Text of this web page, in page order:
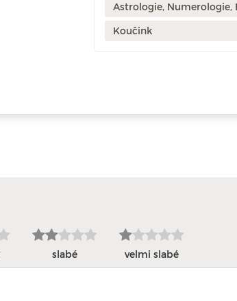
Astrologie, Numerologie,
Koučink
slabé velmi slabé